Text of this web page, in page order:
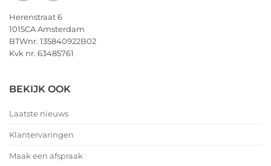
Herenstraat 6
1015CA Amsterdam
BTWnr. 135840922B02
Kvk nr. 63485761
BEKIJK OOK
Laatste nieuws
Klantervaringen
Maak een afspraak